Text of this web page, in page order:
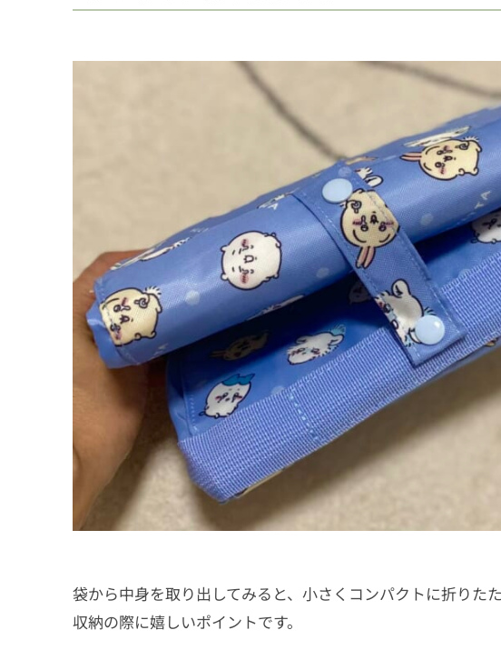
袋から中身を取り出してみると、小さくコンパクトに折りた
収納の際に嬉しいポイントです。